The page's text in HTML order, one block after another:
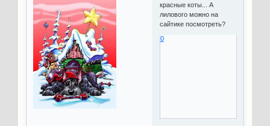
красные коты... А
лилового можно на
сайтике посмотреть?
0